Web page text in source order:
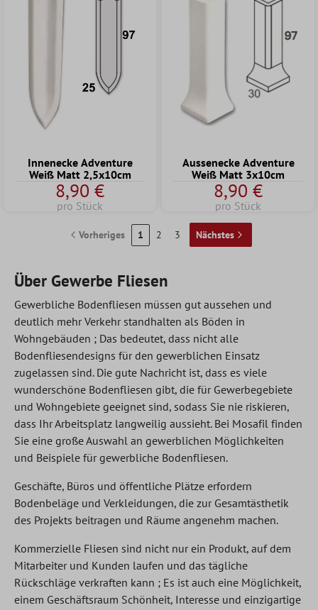
Innenecke Adventure
Weiß Matt 2,5x10cm
8,90 €
pro Stück
Aussenecke Adventure
Weiß Matt 3x10cm
8,90 €
pro Stück
Vorheriges 1 2 3 Nächstes
Über Gewerbe Fliesen
Gewerbliche Bodenfliesen müssen gut aussehen und
deutlich mehr Verkehr standhalten als Böden in
Wohngebäuden ; Das bedeutet, dass nicht alle
Bodenfliesendesigns für den gewerblichen Einsatz
zugelassen sind. Die gute Nachricht ist, dass es viele
wunderschöne Bodenfliesen gibt, die für Gewerbegebiete
und Wohngebiete geeignet sind, sodass Sie nie riskieren,
dass Ihr Arbeitsplatz langweilig aussieht. Bei Mosafil finden
Sie eine große Auswahl an gewerblichen Möglichkeiten
und Beispiele für gewerbliche Bodenfliesen.
Geschäfte, Büros und öffentliche Plätze erfordern
Bodenbeläge und Verkleidungen, die zur Gesamtästhetik
des Projekts beitragen und Räume angenehm machen.
Kommerzielle Fliesen sind nicht nur ein Produkt, auf dem
Mitarbeiter und Kunden laufen und das tägliche
Rückschläge verkraften kann ; Es ist auch eine Möglichkeit,
einem Geschäftsraum Schönheit, Interesse und einzigartige